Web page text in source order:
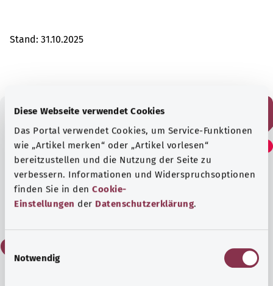
Diese Webseite verwendet Cookies
Das Portal verwendet Cookies, um Service-Funktionen
wie „Artikel merken“ oder „Artikel vorlesen“
bereitzustellen und die Nutzung der Seite zu
verbessern. Informationen und Widerspruchsoptionen
finden Sie in den Cookie-
Einstellungen der Datenschutzerklärung.
Notwendig
Stand: 31.10.2025
Fanden Sie diesen Artikel
hilfreich?
Ja